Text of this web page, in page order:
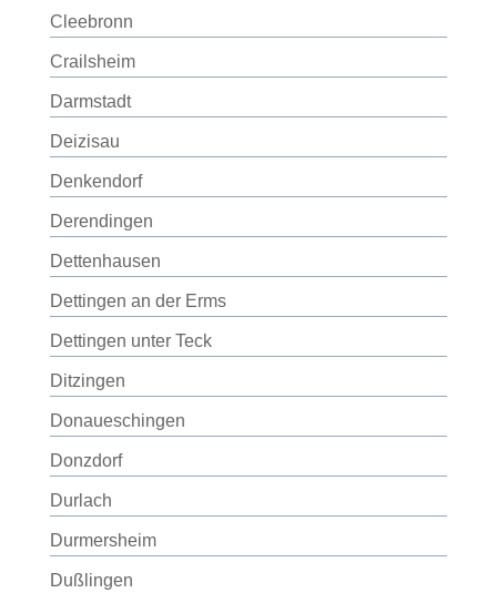
Cleebronn
Crailsheim
Darmstadt
Deizisau
Denkendorf
Derendingen
Dettenhausen
Dettingen an der Erms
Dettingen unter Teck
Ditzingen
Donaueschingen
Donzdorf
Durlach
Durmersheim
Dußlingen